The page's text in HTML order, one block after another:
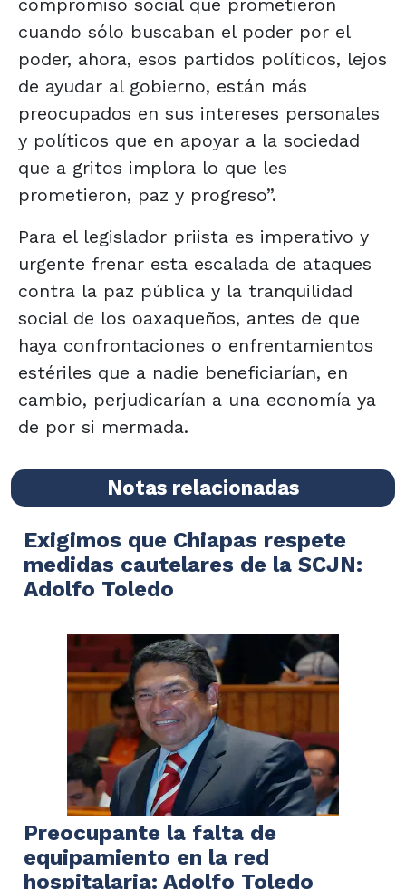
cuando sólo buscaban el poder por el
poder, ahora, esos partidos políticos, lejos
de ayudar al gobierno, están más
preocupados en sus intereses personales
y políticos que en apoyar a la sociedad
que a gritos implora lo que les
prometieron, paz y progreso”.
Para el legislador priista es imperativo y
urgente frenar esta escalada de ataques
contra la paz pública y la tranquilidad
social de los oaxaqueños, antes de que
haya confrontaciones o enfrentamientos
estériles que a nadie beneficiarían, en
cambio, perjudicarían a una economía ya
de por si mermada.
Notas relacionadas
Exigimos que Chiapas respete
medidas cautelares de la SCJN:
Adolfo Toledo
Preocupante la falta de
equipamiento en la red
hospitalaria: Adolfo Toledo